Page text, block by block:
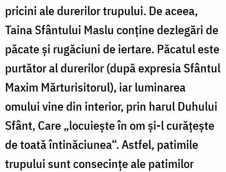
pricini ale durerilor trupului. De aceea,
Taina Sfântului Maslu conţine dezlegări de
păcate şi rugăciuni de iertare. Păcatul este
purtător al durerilor (după expresia Sfântul
Maxim Mărturisitorul), iar luminarea
omului vine din interior, prin harul Duhului
Sfânt, Care „locuieşte în om şi-l curăţeşte
de toată întinăciunea“. Astfel, patimile
trupului sunt consecinţe ale patimilor